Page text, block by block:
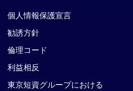
個人情報保護宣言
勧誘方針
倫理コード
利益相反
東京短資グループにおける